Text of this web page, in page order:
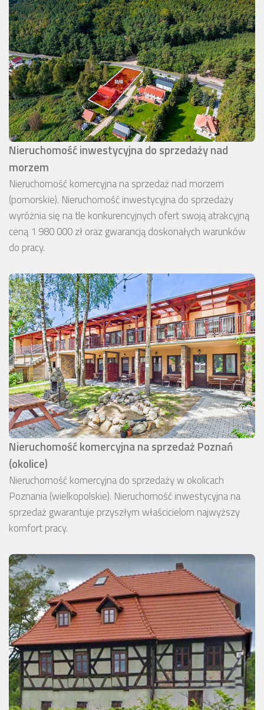
Nieruchomość inwestycyjna do sprzedaży nad
morzem
Nieruchomość komercyjna na sprzedaż nad morzem
(pomorskie). Nieruchomość inwestycyjna do sprzedaży
wyróżnia się na tle konkurencyjnych ofert swoją atrakcyjną
ceną 1 980 000 zł oraz gwarancją doskonałych warunków
do pracy.
Nieruchomość komercyjna na sprzedaż Poznań
(okolice)
Nieruchomość komercyjna do sprzedaży w okolicach
Poznania (wielkopolskie). Nieruchomość inwestycyjna na
sprzedaż gwarantuje przyszłym właścicielom najwyższy
komfort pracy.